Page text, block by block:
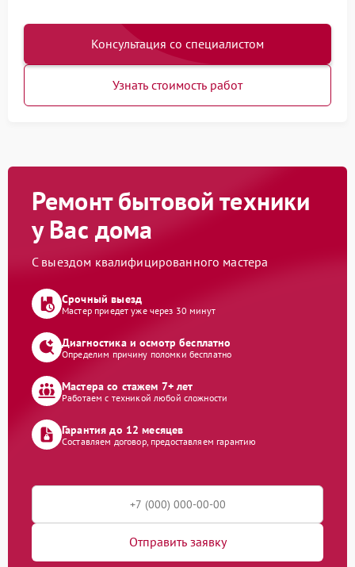
Консультация со специалистом
Узнать стоимость работ
Ремонт бытовой техники
у Вас дома
С выездом квалифицированного мастера
Срочный выезд
Мастер приедет уже через 30 минут
Диагностика и осмотр бесплатно
Определим причину поломки бесплатно
Мастера со стажем 7+ лет
Работаем с техникой любой сложности
Гарантия до 12 месяцев
Составляем договор, предоставляем гарантию
Отправить заявку